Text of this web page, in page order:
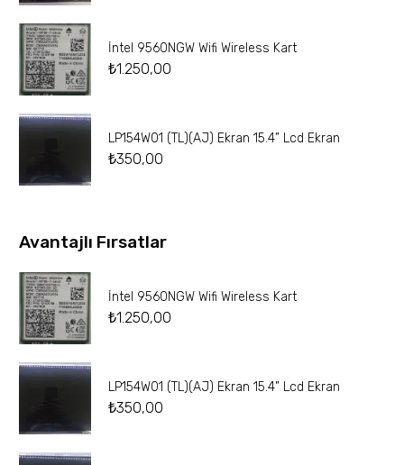
İntel 9560NGW Wifi Wireless Kart
₺1.250,00
LP154W01 (TL)(AJ) Ekran 15.4” Lcd Ekran
₺350,00
Avantajlı Fırsatlar
İntel 9560NGW Wifi Wireless Kart
₺1.250,00
LP154W01 (TL)(AJ) Ekran 15.4” Lcd Ekran
₺350,00